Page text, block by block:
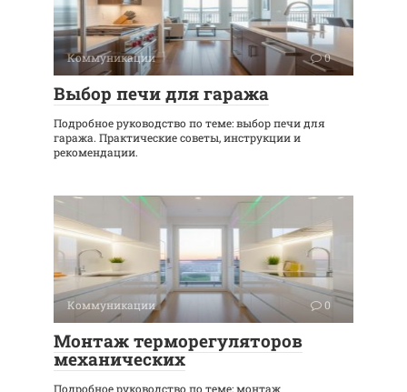
Коммуникации 0
Выбор печи для гаража
Подробное руководство по теме: выбор печи для
гаража. Практические советы, инструкции и
рекомендации.
Коммуникации 0
Монтаж терморегуляторов
механических
Подробное руководство по теме: монтаж